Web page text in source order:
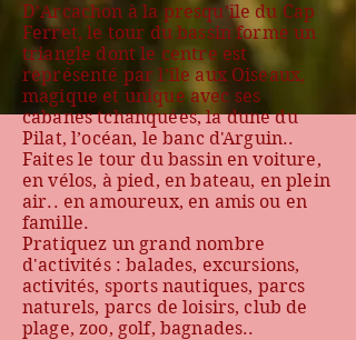
D’Arcachon à la presqu’île du Cap
Ferret, le tour du bassin forme un
triangle dont le centre est
représenté par l’île aux Oiseaux,
magique et unique avec ses
cabanes tchanquées, la dune du
Pilat, l’océan, le banc d'Arguin..
Faites le tour du bassin en voiture,
en vélos, à pied, en bateau, en plein
air.. en amoureux, en amis ou en
famille.
Pratiquez un grand nombre
d'activités : balades, excursions,
activités, sports nautiques, parcs
naturels, parcs de loisirs, club de
plage, zoo, golf, bagnades..